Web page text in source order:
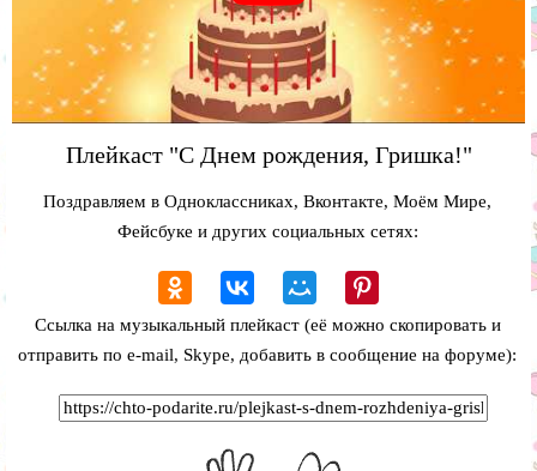
Плейкаст "С Днем рождения, Гришка!"
Поздравляем в Одноклассниках, Вконтакте, Моём Мире,
Фейсбуке и других социальных сетях:
Ссылка на музыкальный плейкаст (её можно скопировать и
отправить по e-mail, Skype, добавить в сообщение на форуме):